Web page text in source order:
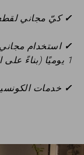
✓كيّ مجاني لقطعتين 2
✓ استخدام
1 يوميًا (بناءً على التوافر)
✓خدمات